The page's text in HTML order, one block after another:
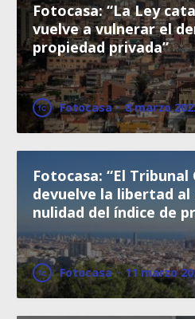
Fotocasa: “La Ley
vuelve a vulnerar el
propiedad privada”
Fotocasa · 8 marzo
Fotocasa: “El
devuelve la libertad al
nulidad del índice de
Fotocasa · 11 marzo